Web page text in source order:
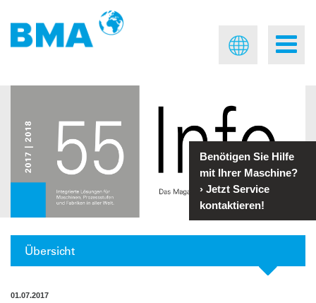
Übersicht
01.07.2017
Benötigen Sie Hilfe
mit Ihrer Maschine?
› Jetzt Service
kontaktieren!